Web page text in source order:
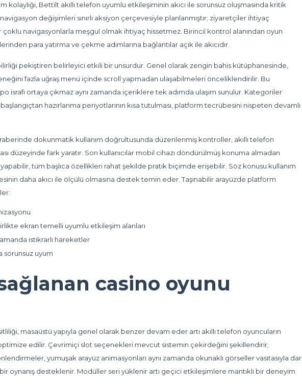
kolaylığı, Bettilt akıllı telefon uyumlu etkileşiminin akıcı ile sorunsuz oluşmasında kritik
değişimleri sınırlı aksiyon çerçevesiyle planlanmıştır; ziyaretçiler ihtiyaç
çoklu navigasyonlarla meşgul olmak ihtiyaç hissetmez. Birincil kontrol alanından oyun
para yatırma ve çekme adımlarına bağlantılar açık ile akıcıdır.
pekiştiren belirleyici etkili bir unsurdur. Genel olarak zengin bahis kütüphanesinde,
fazla uğraş menü içinde scroll yapmadan ulaşabilmeleri önceliklendirilir. Bu
israfı ortaya çıkmaz aynı zamanda içeriklere tek adımda ulaşım sunulur. Kategoriler
hazırlanma periyotlarının kısa tutulması, platform tecrübesini nispeten devamlı
dokunmatik kullanım doğrultusunda düzenlenmiş kontroller, akıllı telefon
düzeyinde fark yaratır. Son kullanıcılar mobil cihazı döndürülmüş konuma almadan
tüm başlıca özellikleri rahat şekilde pratik biçimde erişebilir. Söz konusu kullanım
daha akıcı ile ölçülü olmasına destek temin eder. Taşınabilir arayüzde platform
ekran temelli uyumlu etkileşim alanları
istikrarlı hareketler
sorunsuz uyum
casino oyunu
masaüstü yapıyla genel olarak benzer devam eder artı akıllı telefon oyuncuların
edilir. Çevrimiçi slot seçenekleri mevcut sistemin çekirdeğini şekillendirir;
yumuşak arayüz animasyonları aynı zamanda okunaklı görseller vasıtasıyla dar
oynanış desteklenir. Modüller seri yüklenir artı geçici etkileşimlere mantıklı bir deneyim